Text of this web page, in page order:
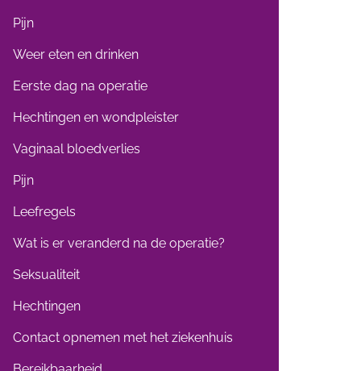
Pijn
Weer eten en drinken
Eerste dag na operatie
Hechtingen en wondpleister
Vaginaal bloedverlies
Pijn
Leefregels
Wat is er veranderd na de operatie?
Seksualiteit
Hechtingen
Contact opnemen met het ziekenhuis